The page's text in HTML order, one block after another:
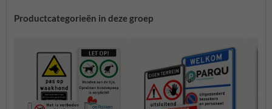
Productcategorieën in deze groep